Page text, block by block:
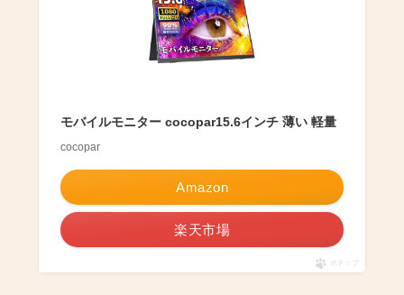
モバイルモニター cocopar15.6インチ 薄い 軽量
cocopar
Amazon
楽天市場
ポチップ